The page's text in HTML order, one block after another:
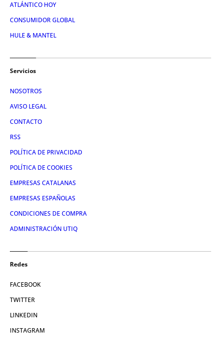
ATLÁNTICO HOY
CONSUMIDOR GLOBAL
HULE & MANTEL
Servicios
NOSOTROS
AVISO LEGAL
CONTACTO
RSS
POLÍTICA DE PRIVACIDAD
POLÍTICA DE COOKIES
EMPRESAS CATALANAS
EMPRESAS ESPAÑOLAS
CONDICIONES DE COMPRA
ADMINISTRACIÓN UTIQ
Redes
FACEBOOK
TWITTER
LINKEDIN
INSTAGRAM